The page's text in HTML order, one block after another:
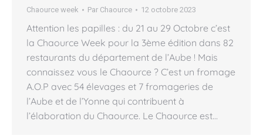
Chaource week Par Chaource 12 octobre 2023
Attention les papilles : du 21 au 29 Octobre c’est
la Chaource Week pour la 3ème édition dans 82
restaurants du département de l’Aube ! Mais
connaissez vous le Chaource ? C’est un fromage
A.O.P avec 54 élevages et 7 fromageries de
l’Aube et de l’Yonne qui contribuent à
l’élaboration du Chaource. Le Chaource est…